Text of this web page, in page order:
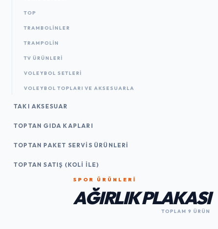
TOP
TRAMBOLINLER
TRAMPOLIN
TV ÜRÜNLERI
VOLEYBOL SETLERI
VOLEYBOL TOPLARI VE AKSESUARLA
TAKI AKSESUAR
TOPTAN GIDA KAPLARI
TOPTAN PAKET SERVIS ÜRÜNLERI
TOPTAN SATIŞ (KOLI İLE)
SPOR ÜRÜNLERI
AĞIRLIK PLAKASI
TOPLAM 9 ÜRÜN